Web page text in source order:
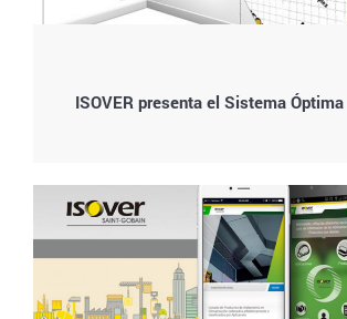
ISOVER presenta el Sistema Óptima